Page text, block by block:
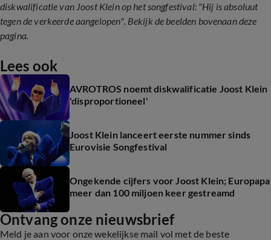
diskwalificatie van Joost Klein op het songfestival: "Hij is absoluut
tegen de verkeerde aangelopen". Bekijk de beelden bovenaan deze
pagina.
Lees ook
AVROTROS noemt diskwalificatie Joost Klein
'disproportioneel'
Joost Klein lanceert eerste nummer sinds
Eurovisie Songfestival
Ongekende cijfers voor Joost Klein; Europapa
meer dan 100 miljoen keer gestreamd
Ontvang onze nieuwsbrief
Meld je aan voor onze wekelijkse mail vol met de beste